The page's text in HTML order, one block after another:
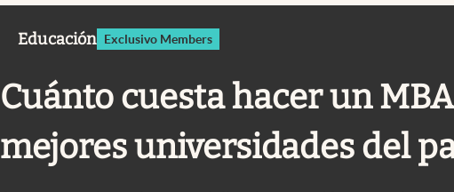
Infotechnology
Clase
Mundial 2026
Eventos Corporativos
Educación Exclusivo Members
Cuánto cuesta hacer un
mejores universidades del